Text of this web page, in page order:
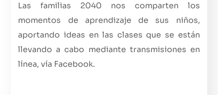
Las familias 2040 nos comparten los
momentos de aprendizaje de sus niños,
aportando ideas en las clases que se están
llevando a cabo mediante transmisiones en
línea, vía Facebook.